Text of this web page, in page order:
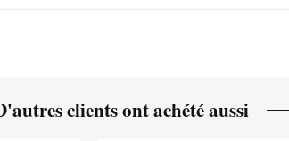
clients ont achété aussi